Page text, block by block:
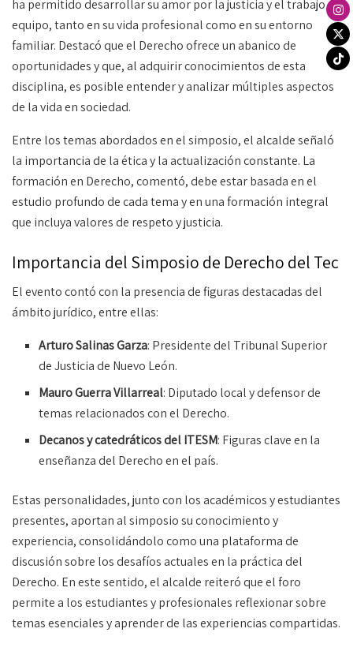
ha permitido desarrollar su amor por la justicia y el trabajo en
equipo, tanto en su vida profesional como en su entorno
familiar. Destacó que el Derecho ofrece un abanico de
oportunidades y que, al adquirir conocimientos de esta
disciplina, es posible entender y analizar múltiples aspectos
de la vida en sociedad.
Entre los temas abordados en el simposio, el alcalde señaló
la importancia de la ética y la actualización constante. La
formación en Derecho, comentó, debe estar basada en el
estudio profundo de cada tema y en una formación integral
que incluya valores de respeto y justicia.
Importancia del Simposio de Derecho del Tec
El evento contó con la presencia de figuras destacadas del
ámbito jurídico, entre ellas:
Arturo Salinas Garza: Presidente del Tribunal Superior
de Justicia de Nuevo León.
Mauro Guerra Villarreal: Diputado local y defensor de
temas relacionados con el Derecho.
Decanos y catedráticos del ITESM: Figuras clave en la
enseñanza del Derecho en el país.
Estas personalidades, junto con los académicos y estudiantes
presentes, aportan al simposio su conocimiento y
experiencia, consolidándolo como una plataforma de
discusión sobre los desafíos actuales en la práctica del
Derecho. En este sentido, el alcalde reiteró que el foro
permite a los estudiantes y profesionales reflexionar sobre
temas esenciales y aprender de las experiencias compartidas.